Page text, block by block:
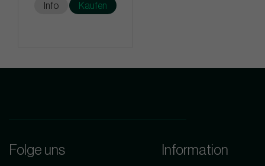
Info Kaufen
Folge uns Information